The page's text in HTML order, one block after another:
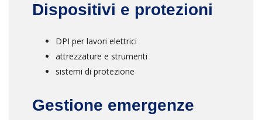
Dispositivi e protezioni
DPI per lavori elettrici
attrezzature e strumenti
sistemi di protezione
Gestione emergenze